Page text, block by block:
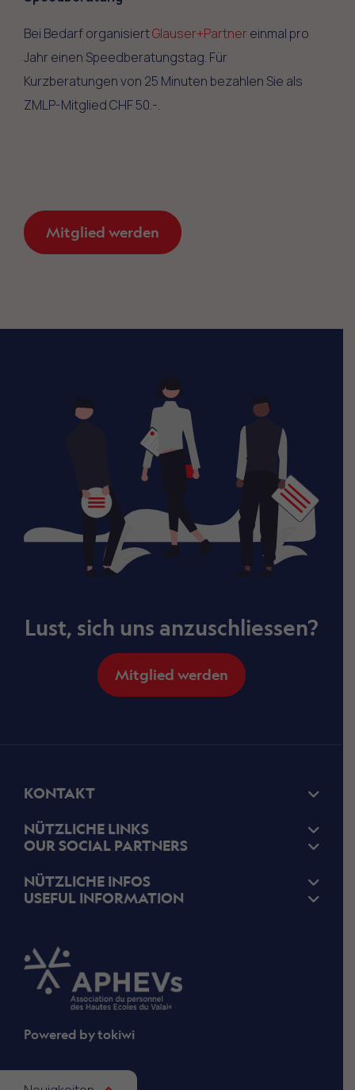
Bei Bedarf organisiertGlauser+Partner einmal pro
Jahr einen Speedberatungstag. Für
Kurzberatungen von 25 Minuten bezahlen Sie als
ZMLP-Mitglied CHF 50.-.
Mitglied werden
Lust, sich uns anzuschliessen?
Mitglied werden
KONTAKT
NÜTZLICHE LINKS
OUR SOCIAL PARTNERS
NÜTZLICHE INFOS
USEFUL INFORMATION
Powered bytokiwi